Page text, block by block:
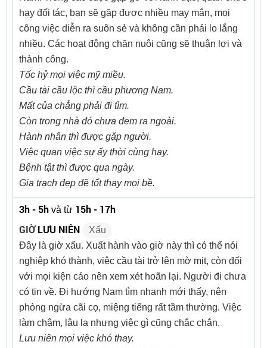
hay đối tác, bạn sẽ gặp được nhiều may mắn, mọi
công việc diễn ra suôn sẻ và không cần phải lo lắng
nhiều. Các hoạt động chăn nuôi cũng sẽ thuận lợi và
thành công.
Tốc hỷ mọi việc mỹ miều.
Cầu tài cầu lộc thì cầu phương Nam.
Mất của chẳng phải đi tìm.
Còn trong nhà đó chưa đem ra ngoài.
Hành nhân thì được gặp người.
Việc quan việc sự ấy thời cùng hay.
Bệnh tật thì được qua ngày.
Gia trạch đẹp đẽ tốt thay mọi bề.
3h - 5h và từ 15h - 17h
GIỜLƯU NIÊN
Xấu
Đây là giờ xấu. Xuất hành vào giờ này thì có thể nói
nghiệp khó thành, việc cầu tài trở lên mờ mịt, còn đối
với mọi kiện cáo nên xem xét hoãn lại. Người đi chưa
có tin về. Đi hướng Nam tìm nhanh mới thấy, nên
phòng ngừa cãi cọ, miệng tiếng rất tầm thường. Việc
làm chậm, lâu la nhưng việc gì cũng chắc chắn.
Lưu niên mọi việc khó thay.